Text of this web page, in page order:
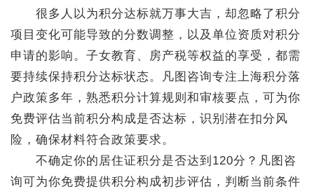
很多人以为积分达标就万事大吉，却忽略了积分
项目变化可能导致的分数调整，以及单位资质对积分
申请的影响。子女教育、房产税等权益的享受，都需
要持续保持积分达标状态。凡图咨询专注上海积分落
户政策多年，熟悉积分计算规则和审核要点，可为你
免费评估当前积分构成是否达标，识别潜在扣分风
险，确保材料符合政策要求。
不确定你的居住证积分是否达到120分？凡图咨
询可为你免费提供积分构成初步评估，判断当前条件